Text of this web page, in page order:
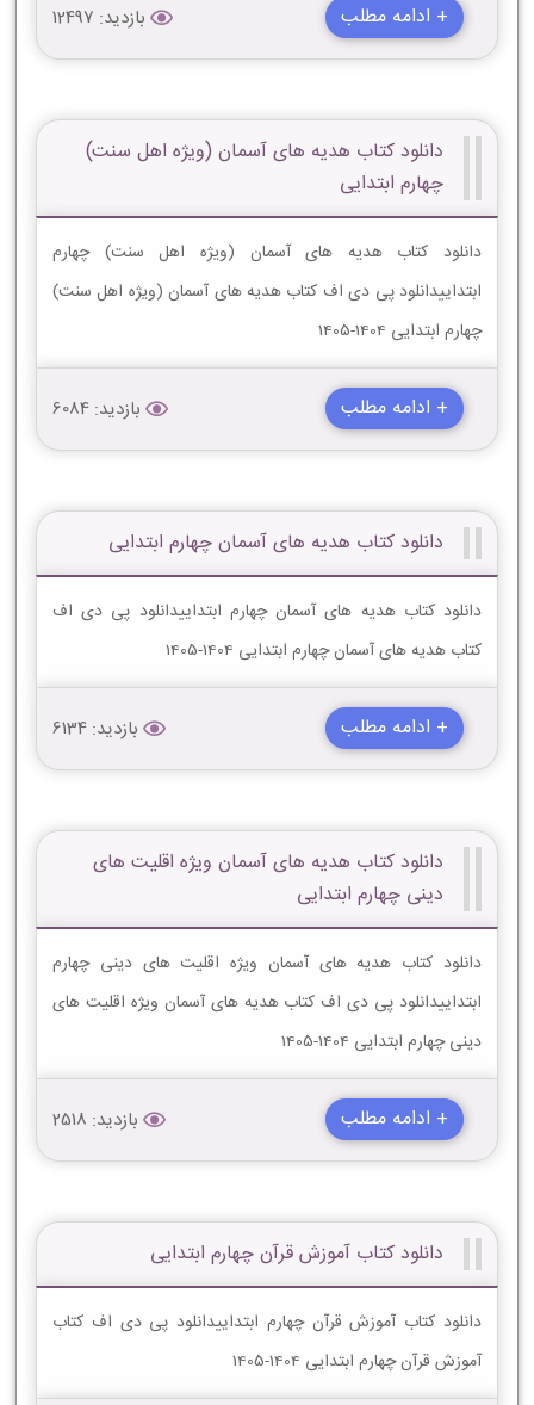
+ ادامه مطلب بازدید: 12497
دانلود کتاب هدیه های آسمان (ویژه اهل سنت)
چهارم ابتدایی
دانلود کتاب هدیه های آسمان (ویژه اهل سنت) چهارم
ابتداییدانلود پی دی اف کتاب هدیه های آسمان (ویژه اهل سنت)
چهارم ابتدایی 1404-1405
+ ادامه مطلب بازدید: 6084
دانلود کتاب هدیه های آسمان چهارم ابتدایی
دانلود کتاب هدیه های آسمان چهارم ابتداییدانلود پی دی اف
کتاب هدیه های آسمان چهارم ابتدایی 1404-1405
+ ادامه مطلب بازدید: 6134
دانلود کتاب هدیه های آسمان ویژه اقلیت های
دینی چهارم ابتدایی
دانلود کتاب هدیه های آسمان ویژه اقلیت های دینی چهارم
ابتداییدانلود پی دی اف کتاب هدیه های آسمان ویژه اقلیت های
دینی چهارم ابتدایی 1404-1405
+ ادامه مطلب بازدید: 2518
دانلود کتاب آموزش قرآن چهارم ابتدایی
دانلود کتاب آموزش قرآن چهارم ابتداییدانلود پی دی اف کتاب
آموزش قرآن چهارم ابتدایی 1404-1405